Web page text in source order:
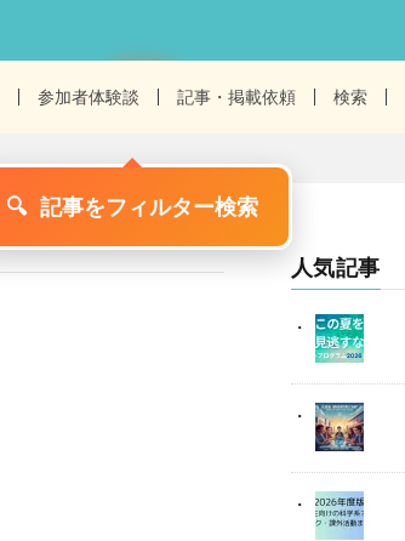
参加者体験談 記事・掲載依頼 検索
人気記事
🔍 記事をフィルター検索